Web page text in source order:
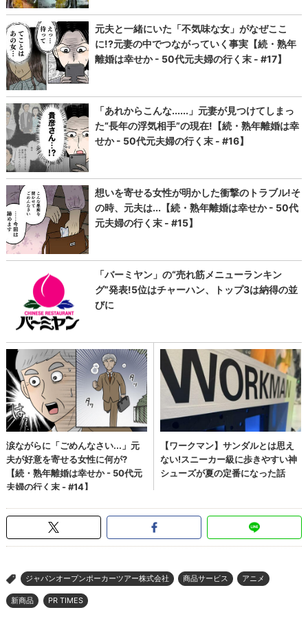
> ジャパンオープンポーカーツアー株式会社 商品サービス アニメ
新商品 PR TIMES